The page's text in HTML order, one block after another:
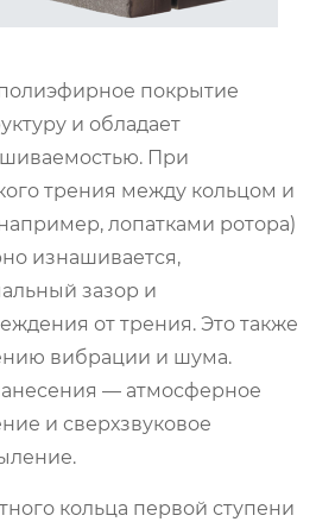
покрытие
и обладает
При
трения между кольцом и
лопатками ротора)
изнашивается,
зазор и
от трения. Это также
вибрации и шума.
— атмосферное
и сверхзвуковое
кольца первой ступени